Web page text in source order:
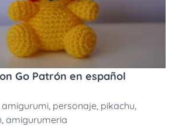
Go Patrón en español
amigurumi, personaje, pikachu,
, amigurumeria